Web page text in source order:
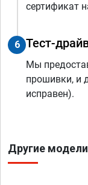
сертификат
6 Тест-
Мы
прошивки, и
исправен).
Другие